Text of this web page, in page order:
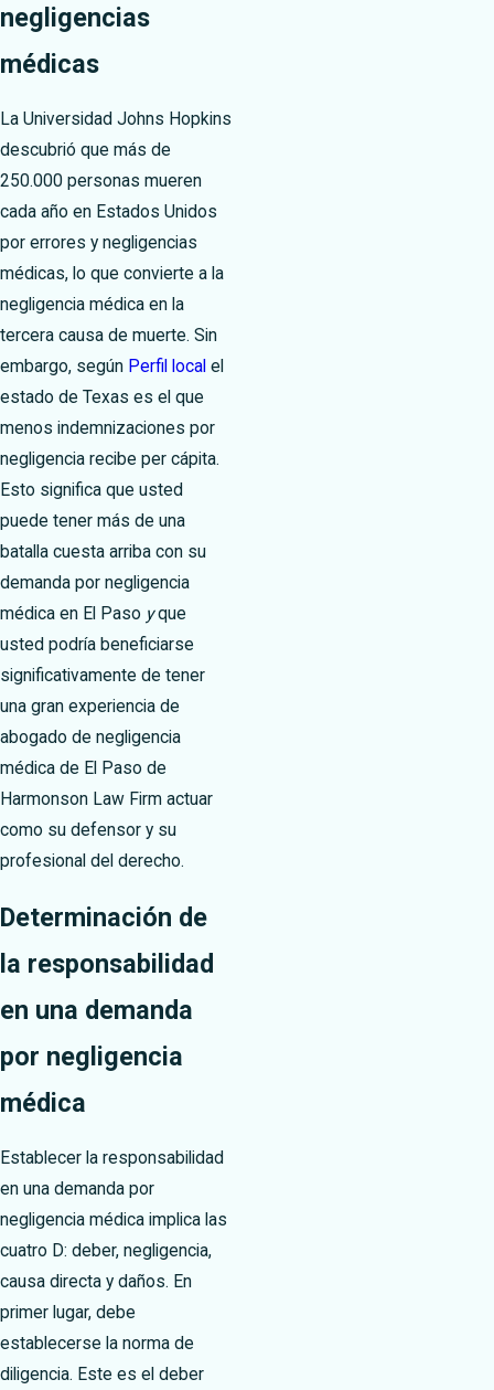
negligencias
médicas
La Universidad Johns Hopkins
descubrió que más de
250.000 personas mueren
cada año en Estados Unidos
por errores y negligencias
médicas, lo que convierte a la
negligencia médica en la
tercera causa de muerte. Sin
embargo, según Perfil local el
estado de Texas es el que
menos indemnizaciones por
negligencia recibe per cápita.
Esto significa que usted
puede tener más de una
batalla cuesta arriba con su
demanda por negligencia
médica en El Paso yque
usted podría beneficiarse
significativamente de tener
una gran experiencia de
abogado de negligencia
médica de El Paso de
Harmonson Law Firm actuar
como su defensor y su
profesional del derecho.
Determinación de
la responsabilidad
en una demanda
por negligencia
médica
Establecer la responsabilidad
en una demanda por
negligencia médica implica las
cuatro D: deber, negligencia,
causa directa y daños. En
primer lugar, debe
establecerse la norma de
diligencia. Este es el deber